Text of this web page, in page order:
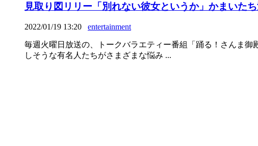
見取り図リリー「別れない彼女というか」かまいた
2022/01/19 13:20 entertainment
毎週火曜日放送の、トークバラエティー番組「踊る！さんま
しそうな有名人たちがさまざまな悩み ...